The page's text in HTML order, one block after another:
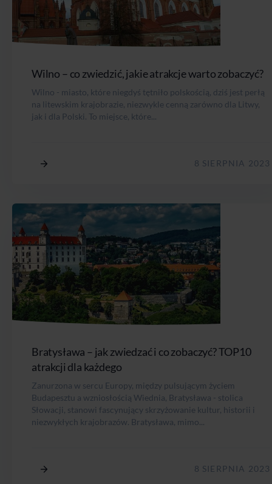
Wilno – co zwiedzić, jakie atrakcje warto zobaczyć?
Wilno - miasto, które niegdyś tętniło polskością, dziś jest perłą
na litewskim krajobrazie, niezwykle cenną zarówno dla Litwy,
jak i dla Polski. To miejsce, które...
8 SIERPNIA 2023
Bratysława – jak zwiedzać i co zobaczyć? TOP10
atrakcji dla każdego
Zanurzona w sercu Europy, między pulsującym życiem
Budapesztu a wzniosłością Wiednia, Bratysława - stolica
Słowacji, stanowi fascynujący skrzyżowanie kultur, historii i
niezwykłych krajobrazów. Bratysława, mimo...
8 SIERPNIA 2023